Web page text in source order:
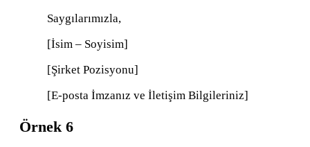
Saygılarımızla,
[İsim – Soyisim]
[Şirket Pozisyonu]
[E-posta İmzanız ve İletişim Bilgileriniz]
Örnek 6